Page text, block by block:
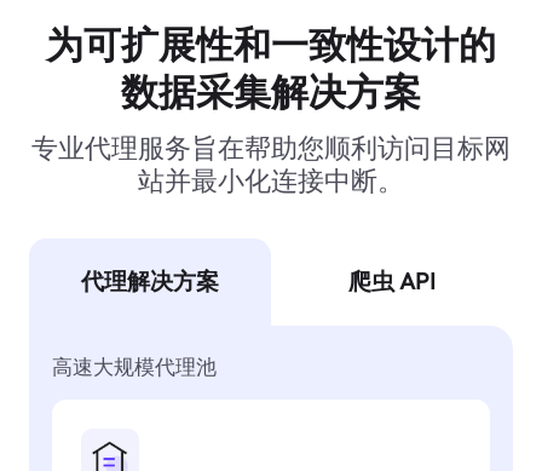
为可扩展性和一致性设计的
数据采集解决方案
专业代理服务旨在帮助您顺利访问目标网
站并最小化连接中断。
代理解决方案 爬虫 API
高速大规模代理池